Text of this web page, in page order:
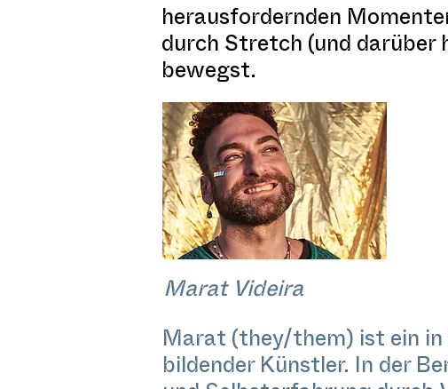
herausfordernden
durch Stretch (und darüber
bewegst.
Marat Videira
Marat (they/them) ist ein in
bildender Künstler. In der